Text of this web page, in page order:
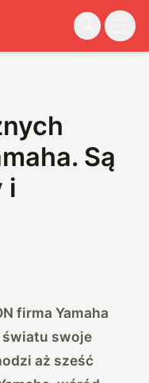
Są
i
firma Yamaha
światu swoje
aż sześć